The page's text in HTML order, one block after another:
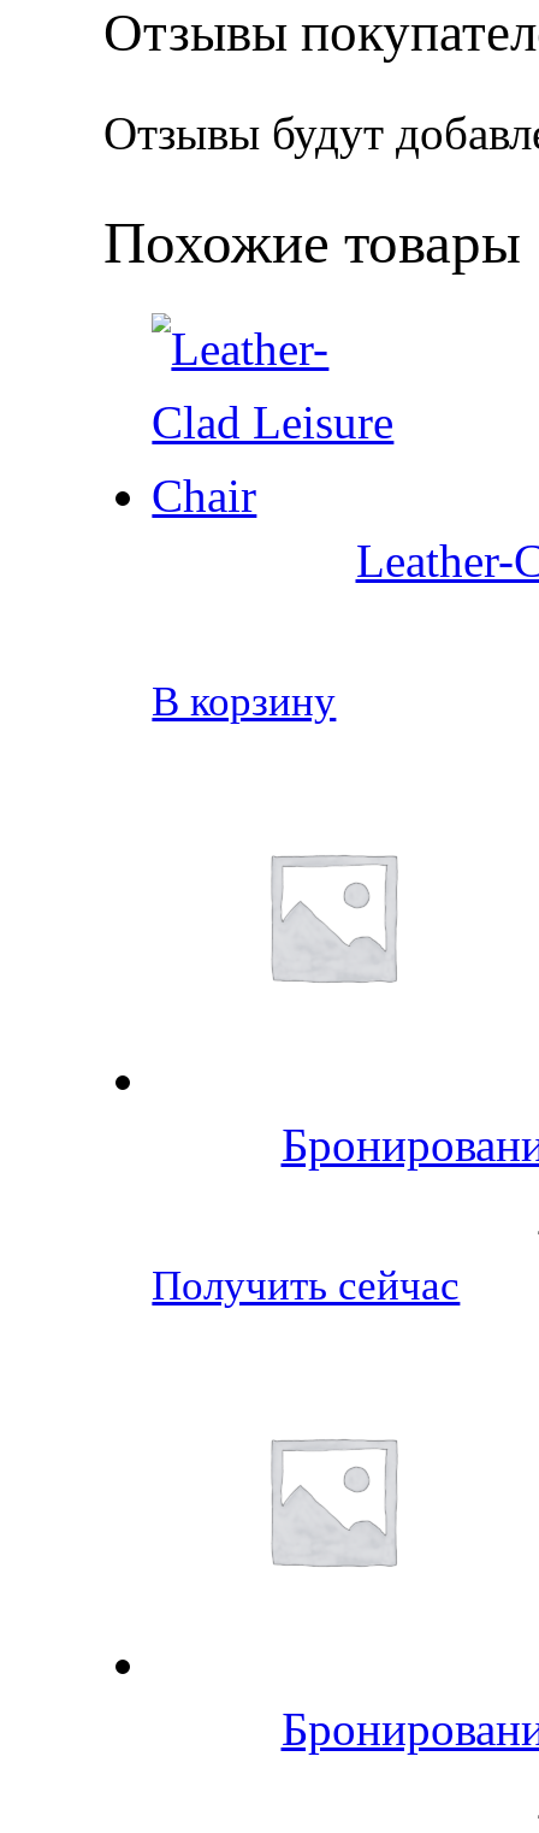
Отзывы
Отзывы будут
Похожие товары
Leather-
В корзину
Получить сейчас